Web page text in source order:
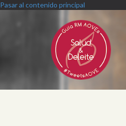
Pasar al contenido principal